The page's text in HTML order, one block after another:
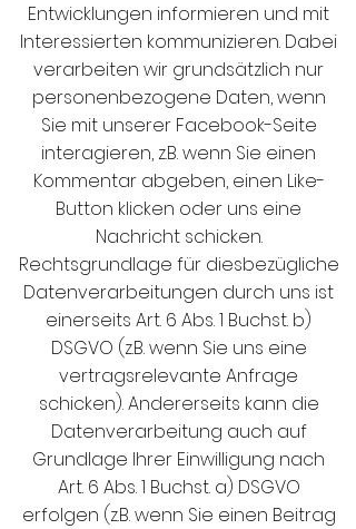
Entwicklungen informieren und mit
Interessierten kommunizieren. Dabei
verarbeiten wir grundsätzlich nur
personenbezogene Daten, wenn
Sie mit unserer Facebook-Seite
interagieren, z.B. wenn Sie einen
Kommentar abgeben, einen Like-
Button klicken oder uns eine
Nachricht schicken.
Rechtsgrundlage für diesbezügliche
Datenverarbeitungen durch uns ist
einerseits Art. 6 Abs. 1 Buchst. b)
DSGVO (z.B. wenn Sie uns eine
vertragsrelevante Anfrage
schicken). Andererseits kann die
Datenverarbeitung auch auf
Grundlage Ihrer Einwilligung nach
Art. 6 Abs. 1 Buchst. a) DSGVO
erfolgen (z.B. wenn Sie einen Beitrag